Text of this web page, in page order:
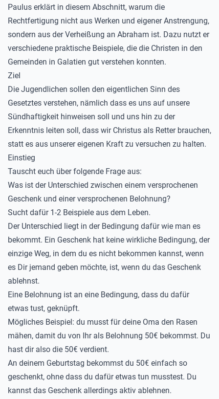
Paulus erklärt in diesem Abschnitt, warum die
Rechtfertigung nicht aus Werken und eigener Anstrengung,
sondern aus der Verheißung an Abraham ist. Dazu nutzt er
verschiedene praktische Beispiele, die die Christen in den
Gemeinden in Galatien gut verstehen konnten.
Ziel
Die Jugendlichen sollen den eigentlichen Sinn des
Gesetztes verstehen, nämlich dass es uns auf unsere
Sündhaftigkeit hinweisen soll und uns hin zu der
Erkenntnis leiten soll, dass wir Christus als Retter brauchen,
statt es aus unserer eigenen Kraft zu versuchen zu halten.
Einstieg
Tauscht euch über folgende Frage aus:
Was ist der Unterschied zwischen einem versprochenen
Geschenk und einer versprochenen Belohnung?
Sucht dafür 1-2 Beispiele aus dem Leben.
Der Unterschied liegt in der Bedingung dafür wie man es
bekommt. Ein Geschenk hat keine wirkliche Bedingung, der
einzige Weg, in dem du es nicht bekommen kannst, wenn
es Dir jemand geben möchte, ist, wenn du das Geschenk
ablehnst.
Eine Belohnung ist an eine Bedingung, dass du dafür
etwas tust, geknüpft.
Mögliches Beispiel: du musst für deine Oma den Rasen
mähen, damit du von Ihr als Belohnung 50€ bekommst. Du
hast dir also die 50€ verdient.
An deinem Geburtstag bekommst du 50€ einfach so
geschenkt, ohne dass du dafür etwas tun musstest. Du
kannst das Geschenk allerdings aktiv ablehnen.